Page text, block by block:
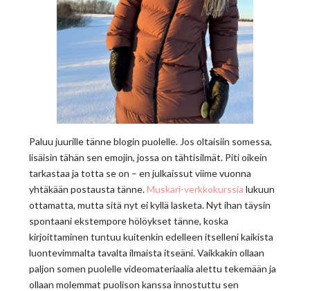
Paluu juurille tänne blogin puolelle. Jos oltaisiin somessa,
lisäisin tähän sen emojin, jossa on tähtisilmät. Piti oikein
tarkastaa ja totta se on – en julkaissut viime vuonna
yhtäkään postausta tänne.Muskari-verkkokurssia lukuun
ottamatta, mutta sitä nyt ei kyllä lasketa. Nyt ihan täysin
spontaani ekstempore hölöykset tänne, koska
kirjoittaminen tuntuu kuitenkin edelleen itselleni kaikista
luontevimmalta tavalta ilmaista itseäni. Vaikkakin ollaan
paljon somen puolelle videomateriaalia alettu tekemään ja
ollaan molemmat puolison kanssa innostuttu sen